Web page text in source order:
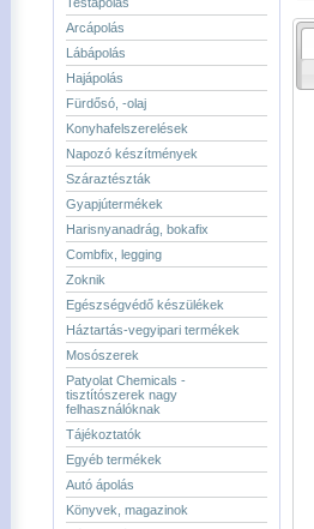
Arcápolás
Lábápolás
Hajápolás
Fürdősó, -olaj
Konyhafelszerelések
Napozó készítmények
Száraztészták
Gyapjútermékek
Harisnyanadrág, bokafix
Combfix, legging
Zoknik
Egészségvédő készülékek
Háztartás-vegyipari termékek
Mosószerek
Patyolat Chemicals -
tisztítószerek nagy
felhasználóknak
Tájékoztatók
Egyéb termékek
Autó ápolás
Könyvek, magazinok